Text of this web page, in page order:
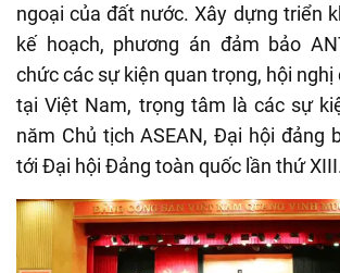
ngoại của đất nước. Xây dựng triển
kế hoạch, phương án đảm bảo
chức các sự kiện quan trọng, hội
tại Việt Nam, trọng tâm là các sự
năm Chủ tịch ASEAN, Đại hội đảng
tới Đại hội Đảng toàn quốc lần thứ